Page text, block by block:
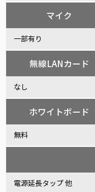
マイク
一部有り
無線LANカード
なし
ホワイトボード
無料
電源延長タップ 他